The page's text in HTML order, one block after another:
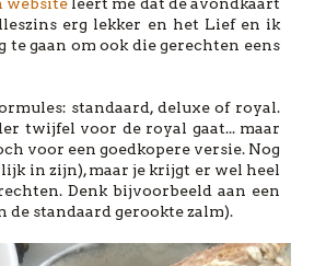
erg lekker en het Lief en ik
gaan om ook die gerechten eens
standaard, deluxe of royal.
twijfel voor de royal gaat... maar
voor een goedkopere versie. Nog
in zijn), maar je krijgt er wel heel
Denk bijvoorbeeld aan een
de standaard gerookte zalm).